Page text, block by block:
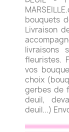
bouquets
Livraison
livraisons
fleuristes.
vos
choix
gerbes de
deuil,
deuil...)